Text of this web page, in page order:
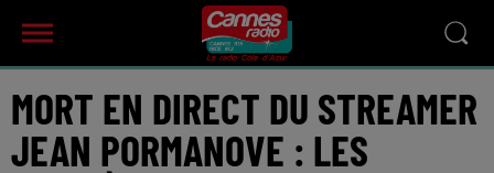
MORT EN DIRECT DU STREAMER
JEAN PORMANOVE : LES